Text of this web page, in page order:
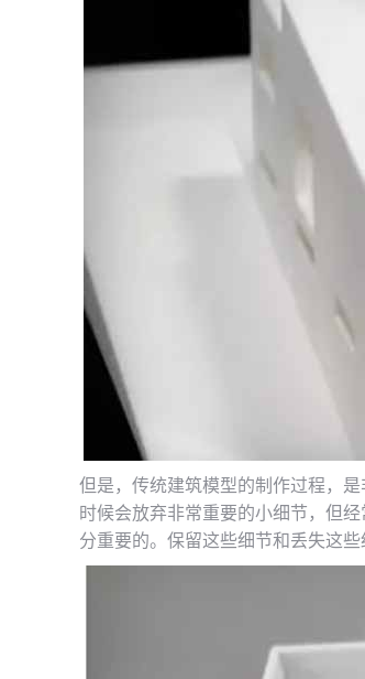
但是，传统建筑模型的制作过程，
时候会放弃非常重要的小细节，但
分重要的。保留这些细节和丢失这些